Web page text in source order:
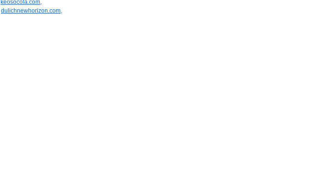
keosocola.com,
dulichnewhorizon.com,